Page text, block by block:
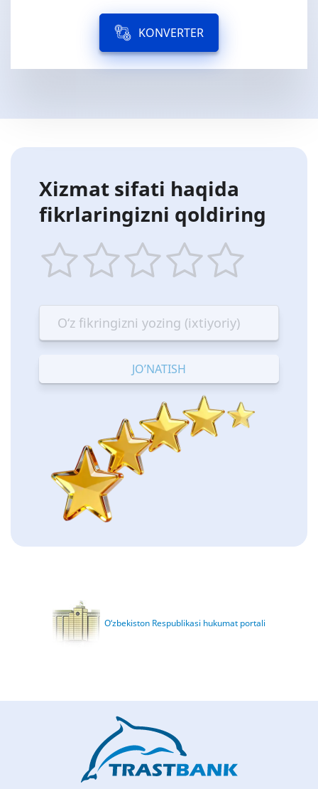
KONVERTER
Xizmat sifati haqida
fikrlaringizni qoldiring
star
Terrible
stars
—
Bad
stars
—
OK
stars
—
Good
stars
—
Excellent
O‘zbekiston Respublikasi hukumat portali